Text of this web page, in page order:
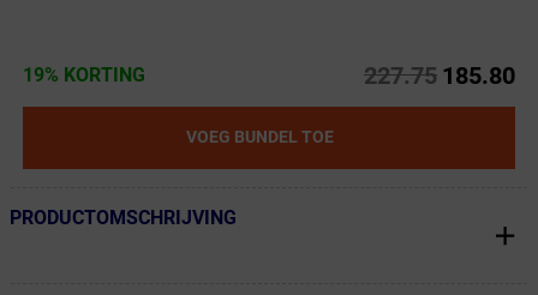
19% KORTING 227.75 185.80
VOEG BUNDEL TOE
← Terug naar productnavigatie
PRODUCTOMSCHRIJVING